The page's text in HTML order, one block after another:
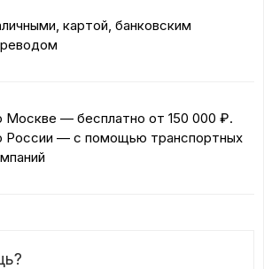
картой, банковским
Москве — бесплатно от 150 000 ₽.
России — с помощью транспортных